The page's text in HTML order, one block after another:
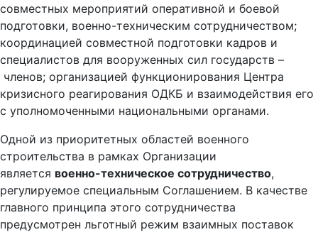
совместных мероприятий оперативной и боевой
подготовки, военно-техническим сотрудничеством;
координацией совместной подготовки кадров и
специалистов для вооруженных сил государств –
членов; организацией функционирования Центра
кризисного реагирования ОДКБ и взаимодействия его
с уполномоченными национальными органами.
Одной из приоритетных областей военного
строительства в рамках Организации
является военно-техническое сотрудничество,
регулируемое специальным Соглашением. В качестве
главного принципа этого сотрудничества
предусмотрен льготный режим взаимных поставок